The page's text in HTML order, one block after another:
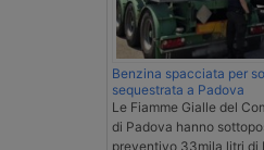
Benzina spacciata per
sequestrata a Padova
Le Fiamme Gialle del
di Padova hanno
preventivo 33mila litri di